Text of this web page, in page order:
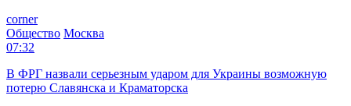
corner
Общество Москва
07:32
В ФРГ назвали серьезным ударом для Украины возможную
потерю Славянска и Краматорска